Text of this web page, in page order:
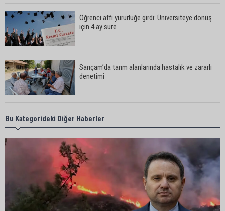
Öğrenci affı yürürlüğe girdi: Üniversiteye dönüş
için 4 ay süre
Sarıçam’da tarım alanlarında hastalık ve zararlı
denetimi
Adanalı iki teknik direktör Trendyol 1. Lig’de
görev yapacak
Süreyya Yavuz’dan şehit ailelerine ziyaret
Bu Kategorideki Diğer Haberler